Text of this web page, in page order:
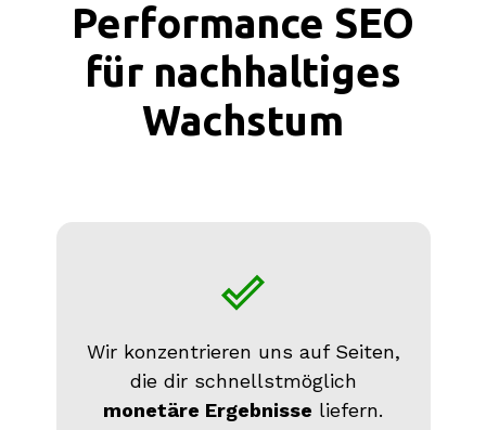
Performance SEO
für nachhaltiges
Wachstum
Wir konzentrieren uns auf Seiten,
die dir schnellstmöglich
monetäre Ergebnisse liefern.